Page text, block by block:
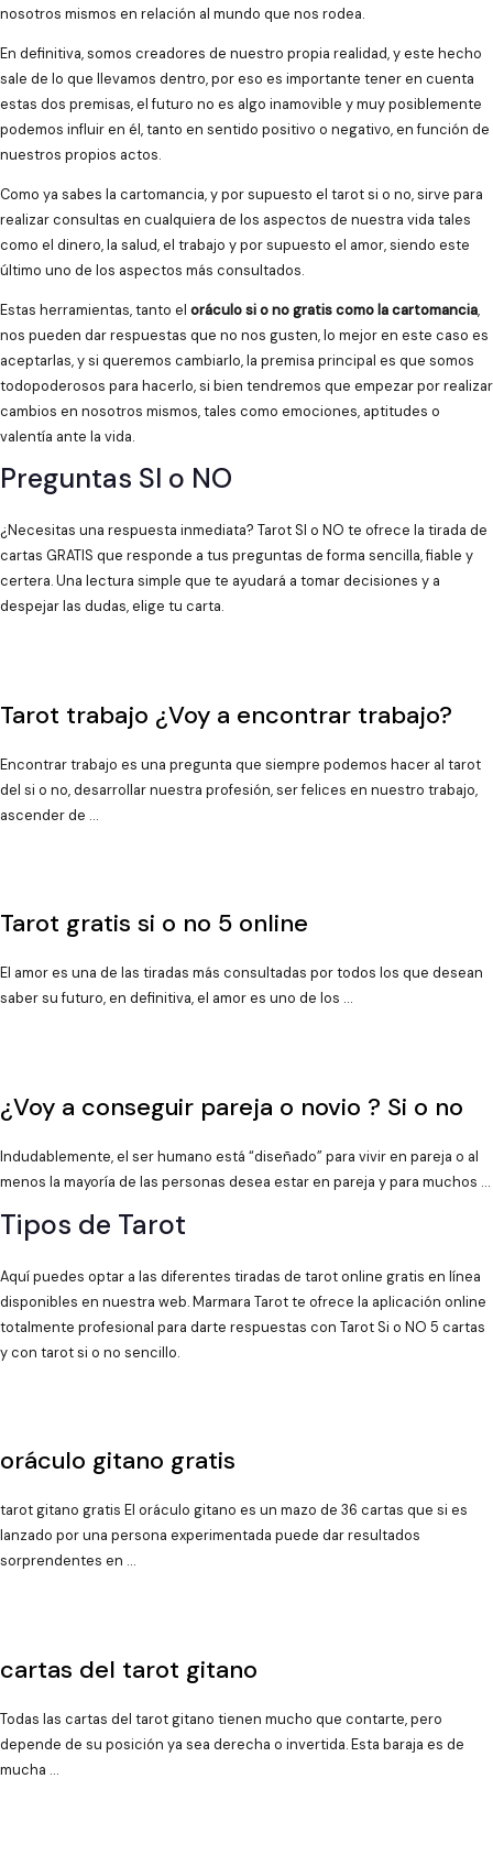
nosotros mismos en relación al mundo que nos rodea.
En definitiva, somos creadores de nuestro propia realidad, y este hecho
sale de lo que llevamos dentro, por eso es importante tener en cuenta
estas dos premisas, el futuro no es algo inamovible y muy posiblemente
podemos influir en él, tanto en sentido positivo o negativo, en función de
nuestros propios actos.
Como ya sabes la cartomancia, y por supuesto el tarot si o no, sirve para
realizar consultas en cualquiera de los aspectos de nuestra vida tales
como el dinero, la salud, el trabajo y por supuesto el amor, siendo este
último uno de los aspectos más consultados.
Estas herramientas, tanto el oráculo si o no gratis como la cartomancia,
nos pueden dar respuestas que no nos gusten, lo mejor en este caso es
aceptarlas, y si queremos cambiarlo, la premisa principal es que somos
todopoderosos para hacerlo, si bien tendremos que empezar por realizar
cambios en nosotros mismos, tales como emociones, aptitudes o
valentía ante la vida.
Preguntas SI o NO
¿Necesitas una respuesta inmediata? Tarot SI o NO te ofrece la tirada de
cartas GRATIS que responde a tus preguntas de forma sencilla, fiable y
certera. Una lectura simple que te ayudará a tomar decisiones y a
despejar las dudas, elige tu carta.
Tarot trabajo ¿Voy a encontrar trabajo?
Encontrar trabajo es una pregunta que siempre podemos hacer al tarot
del si o no, desarrollar nuestra profesión, ser felices en nuestro trabajo,
ascender de …
Tarot gratis si o no 5 online
El amor es una de las tiradas más consultadas por todos los que desean
saber su futuro, en definitiva, el amor es uno de los …
¿Voy a conseguir pareja o novio ? Si o no
Indudablemente, el ser humano está “diseñado” para vivir en pareja o al
menos la mayoría de las personas desea estar en pareja y para muchos …
Tipos de Tarot
Aquí puedes optar a las diferentes tiradas de tarot online gratis en línea
disponibles en nuestra web. Marmara Tarot te ofrece la aplicación online
totalmente profesional para darte respuestas con Tarot Si o NO 5 cartas
y con tarot si o no sencillo.
oráculo gitano gratis
tarot gitano gratis El oráculo gitano es un mazo de 36 cartas que si es
lanzado por una persona experimentada puede dar resultados
sorprendentes en …
cartas del tarot gitano
Todas las cartas del tarot gitano tienen mucho que contarte, pero
depende de su posición ya sea derecha o invertida. Esta baraja es de
mucha …